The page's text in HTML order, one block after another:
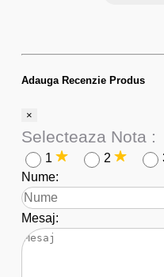
Adauga Recenzie Produs
×
Selecteaza Nota :
1 2
Nume:
Mesaj: